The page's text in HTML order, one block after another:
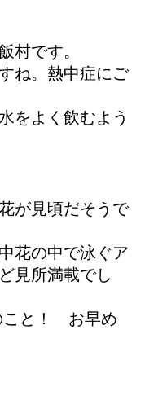
村です。
ね。熱中症にご
をよく飲むよう
が見頃だそうで
花の中で泳ぐア
見所満載でし
こと！ お早め